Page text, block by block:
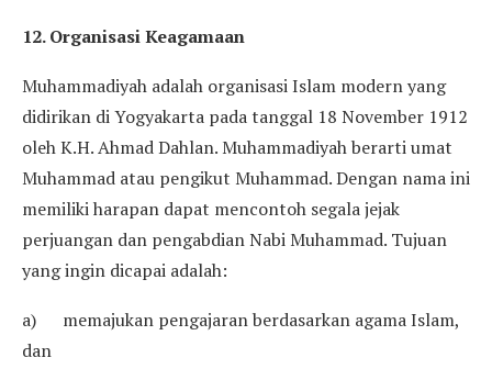
12. Organisasi Keagamaan
Muhammadiyah adalah organisasi Islam modern yang
didirikan di Yogyakarta pada tanggal 18 November 1912
oleh K.H. Ahmad Dahlan. Muhammadiyah berarti umat
Muhammad atau pengikut Muhammad. Dengan nama ini
memiliki harapan dapat mencontoh segala jejak
perjuangan dan pengabdian Nabi Muhammad. Tujuan
yang ingin dicapai adalah:
a) memajukan pengajaran berdasarkan agama Islam,
dan